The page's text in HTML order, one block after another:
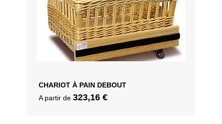
CHARIOT À PAIN DEBOUT
A partir de 323,16 €